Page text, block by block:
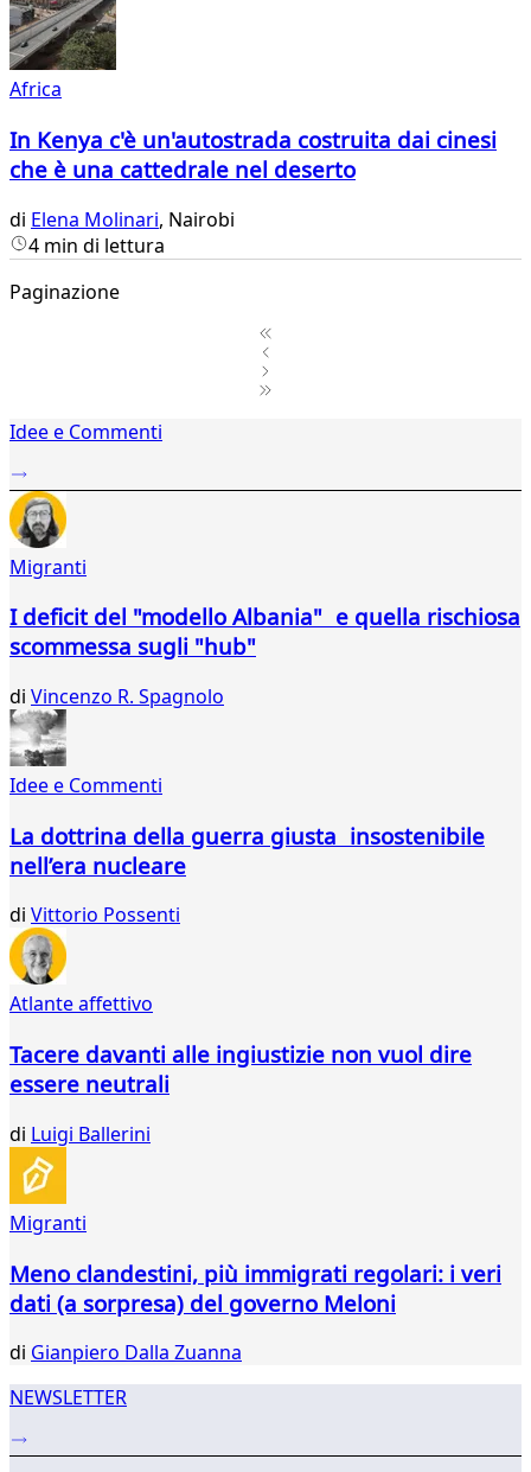
Africa
In Kenya c'è un'autostrada costruita dai cinesi
che è una cattedrale nel deserto
di Elena Molinari, Nairobi
4 min di lettura
Paginazione
2Idee e Commenti
Migranti
I deficit del "modello Albania" e quella rischiosa
scommessa sugli "hub"
di Vincenzo R. Spagnolo
Idee e Commenti
La dottrina della guerra giusta insostenibile
nell’era nucleare
di Vittorio Possenti
Atlante affettivo
Tacere davanti alle ingiustizie non vuol dire
essere neutrali
di Luigi Ballerini
Migranti
Meno clandestini, più immigrati regolari: i veri
dati (a sorpresa) del governo Meloni
di Gianpiero Dalla Zuanna
NEWSLETTER